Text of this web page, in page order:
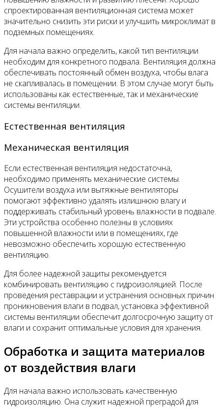
спроектированная вентиляционная система может
значительно снизить эти риски и улучшить микроклимат в
подземных помещениях.
Для начала важно определить, какой тип вентиляции
необходим для конкретного подвала. Вентиляция должна
обеспечивать постоянный обмен воздуха, чтобы влага
не скапливалась в помещении. В этом случае могут быть
использованы как естественные, так и механические
системы вентиляции.
Естественная вентиляция
Механическая вентиляция
Если естественная вентиляция недостаточна,
необходимо применять механические системы.
Осушители воздуха или вытяжные вентиляторы
помогают эффективно удалять излишнюю влагу и
поддерживать стабильный уровень влажности в подвале.
Эти устройства особенно полезны в условиях
повышенной влажности или в помещениях, где
невозможно обеспечить хорошую естественную
вентиляцию.
Для более надежной защиты рекомендуется
комбинировать вентиляцию с гидроизоляцией. После
проведения реставрации и устранения основных причин
проникновения влаги в подвал, установка эффективной
системы вентиляции обеспечит долгосрочную защиту от
влаги и сохранит оптимальные условия для хранения.
Обработка и защита материалов
от воздействия влаги
Для начала важно использовать качественную
гидроизоляцию. Она служит надежной преградой для